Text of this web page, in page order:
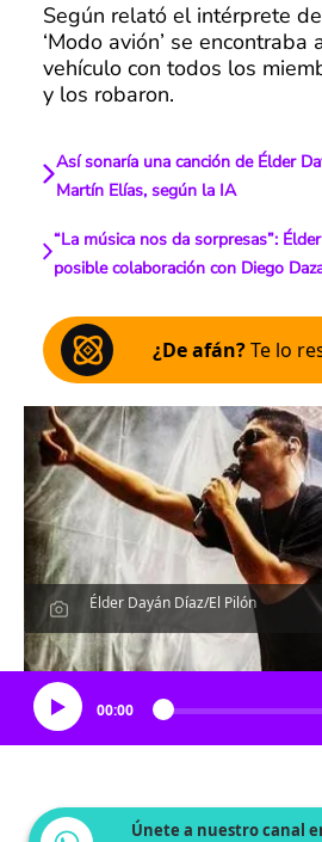
Según relató el intérprete de
‘Modo avión’ se
vehículo con todos los
y los robaron.
Así sonaría una canción de Élder
Martín Elías, según la IA
“La música nos da sorpresas”:
posible colaboración con Diego
¿De afán?Te lo
Élder Dayán Díaz/El Pilón
Escucha el
00:00
Únete a nuestro canal